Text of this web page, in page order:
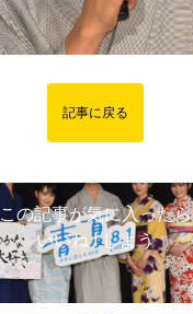
記事に戻る
この記事が気に入ったら
いいね ! しよう